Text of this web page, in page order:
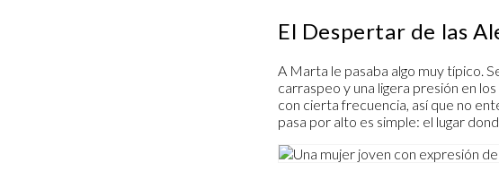
El Despertar de las
A Marta le pasaba algo muy típico.
carraspeo y una ligera presión en
con cierta frecuencia, así que no
pasa por alto es simple: el lugar